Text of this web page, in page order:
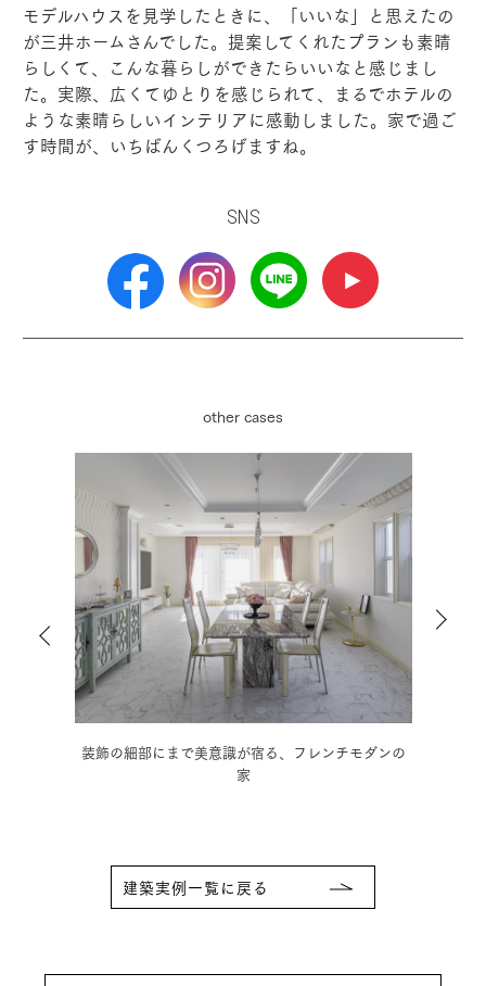
モデルハウスを見学したときに、「いいな」と思えたの
が三井ホームさんでした。提案してくれたプランも素晴
らしくて、こんな暮らしができたらいいなと感じまし
た。実際、広くてゆとりを感じられて、まるでホテルの
ような素晴らしいインテリアに感動しました。家で過ご
す時間が、いちばんくつろげますね。
SNS
other cases
木の温もりに和の趣を取り入れた、情緒豊かな3階建
住宅
建築実例一覧に戻る